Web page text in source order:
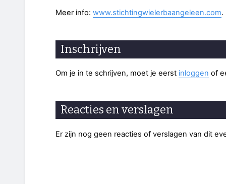
Meer info: www.stichtingwielerbaangeleen.com.
Inschrijven
Om je in te schrijven, moet je eerst inloggen of
Reacties en verslagen
Er zijn nog geen reacties of verslagen van dit